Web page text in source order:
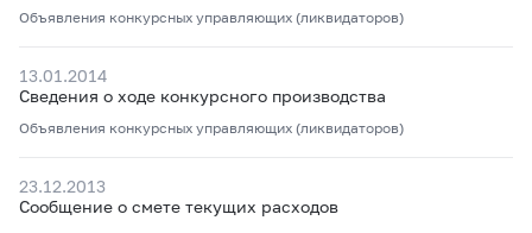
Объявления конкурсных управляющих (ликвидаторов)
13.01.2014
Сведения о ходе конкурсного производства
Объявления конкурсных управляющих (ликвидаторов)
23.12.2013
Сообщение о смете текущих расходов